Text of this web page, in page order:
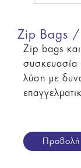
Zip Bags /
Zip bags
συσκευασία
λύση με